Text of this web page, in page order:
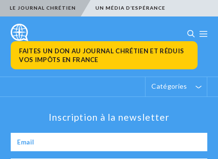
LE JOURNAL CHRÉTIEN UN MÉDIA D’ESPÉRANCE
FAITES UN DON AU JOURNAL CHRÉTIEN ET RÉDUIS
VOS IMPÔTS EN FRANCE
Catégories
Inscription à la newsletter